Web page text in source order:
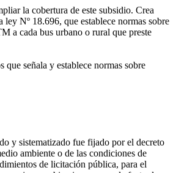
la cobertura de este subsidio. Crea
Nº 18.696, que establece normas sobre
a cada bus urbano o rural que preste
señala y establece normas sobre
y sistematizado fue fijado por el decreto
ambiente o de las condiciones de
de licitación pública, para el